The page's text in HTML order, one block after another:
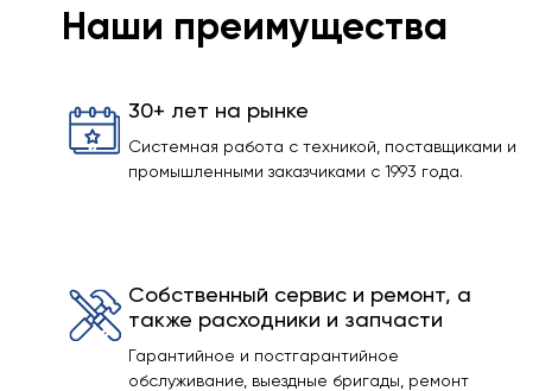
Наши преимущества
30+ лет на рынке
Системная работа с техникой, поставщиками и
промышленными заказчиками с 1993 года.
Собственный сервис и ремонт, а
также расходники и запчасти
Гарантийное и постгарантийное
обслуживание, выездные бригады, ремонт